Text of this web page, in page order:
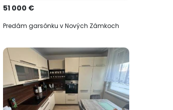
51 000 €
Predám garsónku v Nových Zámkoch